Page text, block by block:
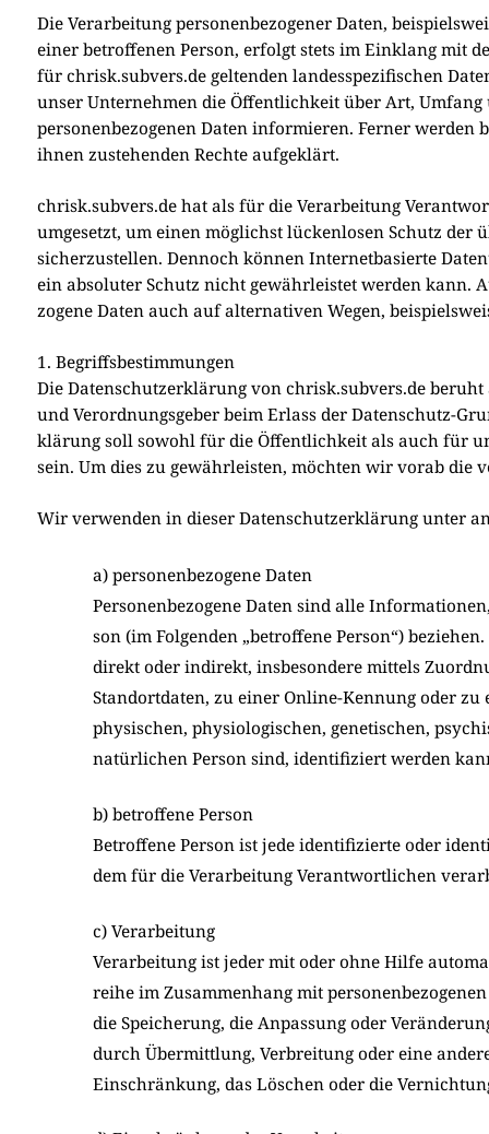
Die Ver­ar­bei­tung per­so­nen­be­zo­ge­ner Daten,
einer betrof­fe­nen Per­son, erfolgt stets im Ein­klang mit
für chrisk.subvers.de gel­ten­den lan­des­spe­zi­fi­schen
unser Unter­neh­men die Öffent­lich­keit über Art,
per­so­nen­be­zo­ge­nen Daten infor­mie­ren. Fer­ner
ihnen zuste­hen­den Rech­te auf­ge­klärt.
chrisk.subvers.de hat als für die Ver­ar­bei­tung
umge­setzt, um einen mög­lichst lücken­lo­sen Schutz der
sicher­zu­stel­len. Den­noch kön­nen Inter­net­ba­sier­te
ein abso­lu­ter Schutz nicht gewähr­lei­stet wer­den kann.
zo­ge­ne Daten auch auf alter­na­ti­ven Wegen,
1. Begriffsbestimmungen
Die Daten­schutz­er­klä­rung von chrisk.subvers.de
und Ver­ord­nungs­ge­ber beim Erlass der Daten­schutz-
klä­rung soll sowohl für die Öffent­lich­keit als auch für
sein. Um dies zu gewähr­lei­sten, möch­ten wir vor­ab die
Wir ver­wen­den in die­ser Daten­schutz­er­klä­rung unter
a) personenbezogene Daten
Per­so­nen­be­zo­ge­ne Daten sind alle
son (im Fol­gen­den „betrof­fe­ne Per­son“)
direkt oder indi­rekt, ins­be­son­de­re mit­tels
Stand­ort­da­ten, zu einer Online-Ken­nung oder
phy­si­schen, phy­sio­lo­gi­schen, gene­ti­schen,
natür­li­chen Per­son sind, iden­ti­fi­ziert wer­den
b) betroffene Person
Betrof­fe­ne Per­son ist jede iden­ti­fi­zier­te oder
dem für die Ver­ar­bei­tung Ver­ant­wort­li­chen
c) Verarbeitung
Ver­ar­bei­tung ist jeder mit oder ohne Hil­fe
rei­he im Zusam­men­hang mit
die Spei­che­rung, die Anpas­sung oder
durch Über­mitt­lung, Ver­brei­tung oder eine
Ein­schrän­kung, das Löschen oder die